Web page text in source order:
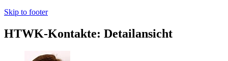
Skip to footer
HTWK-Kontakte: Detailansicht